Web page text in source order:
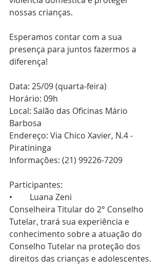
nossas crianças.
Esperamos contar com a sua
presença para juntos fazermos a
diferença!
Data: 25/09 (quarta-feira)
Horário: 09h
Local: Salão das Oficinas Mário
Barbosa
Endereço: Via Chico Xavier, N.4 -
Piratininga
Informações: (21) 99226-7209
Participantes:
•	Luana Zeni
Conselheira Titular do 2° Conselho
Tutelar, trará sua experiência e
conhecimento sobre a atuação do
Conselho Tutelar na proteção dos
direitos das crianças e adolescentes.